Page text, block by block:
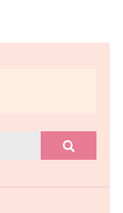
搜尋